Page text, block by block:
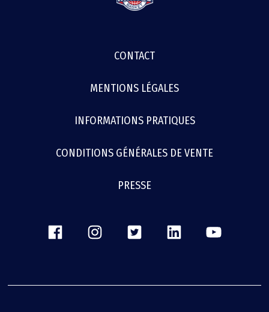
CONTACT
MENTIONS LÉGALES
INFORMATIONS PRATIQUES
CONDITIONS GÉNÉRALES DE VENTE
PRESSE